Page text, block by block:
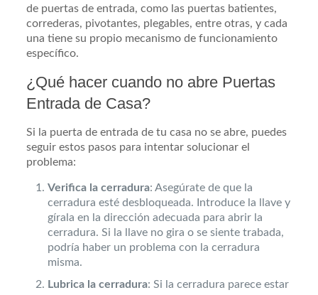
de puertas de entrada, como las puertas batientes,
correderas, pivotantes, plegables, entre otras, y cada
una tiene su propio mecanismo de funcionamiento
específico.
¿Qué hacer cuando no abre Puertas
Entrada de Casa?
Si la puerta de entrada de tu casa no se abre, puedes
seguir estos pasos para intentar solucionar el
problema:
Verifica la cerradura: Asegúrate de que la
cerradura esté desbloqueada. Introduce la llave y
gírala en la dirección adecuada para abrir la
cerradura. Si la llave no gira o se siente trabada,
podría haber un problema con la cerradura
misma.
Lubrica la cerradura: Si la cerradura parece estar